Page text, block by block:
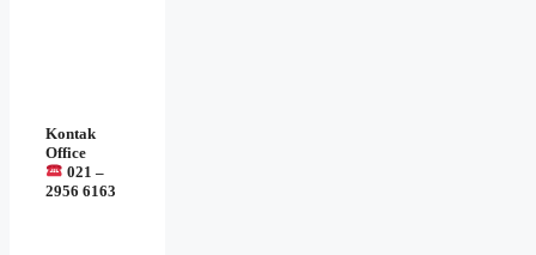
Kontak
Office
021 –
2956 6163